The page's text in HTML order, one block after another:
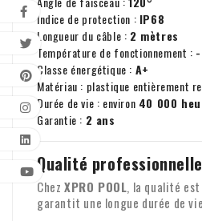
Indice de protection : IP68
Longueur du câble : 2 mètres
Température de fonctionnement :
Classe énergétique : A+
Matériau : plastique entièrement
Durée de vie : environ 40 000
Garantie : 2 ans
Qualité
Chez XPRO POOL, la qualité
garantit une longue durée de